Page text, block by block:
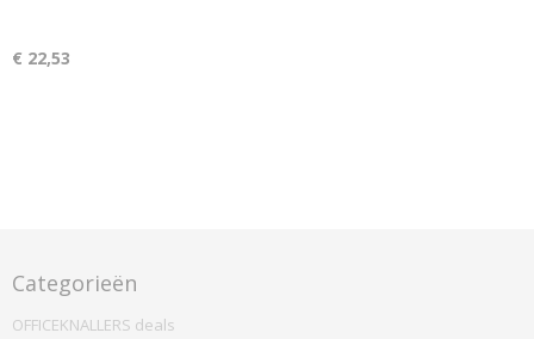
€ 22,53
Categorieën
OFFICEKNALLERS deals